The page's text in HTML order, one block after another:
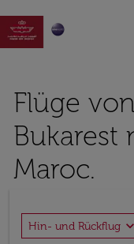

Flüge
Bukarest
Maroc.
Hin- und Rückflug expand_more